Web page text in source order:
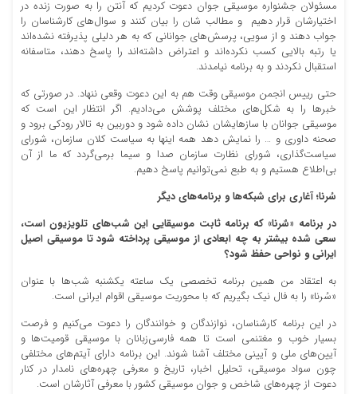
مسئولان جشنواره موسیقی جوان دعوت کردیم که آنتن را به صورت زنده در
اختیارشان قرار دهیم و مطالب شان را بیان کنند و سوال‌های کارشناسان را
جواب دهند و از سویی، پرسش‌های جوانانی که به هر دلیلی پذیرفته نشده‌اند
یا رتبه بالایی کسب نکرده‌اند و اعتراض داشته‌اند را پاسخ دهند، متاسفانه
استقبال نکردند و به برنامه نیامدند.
حتی رییس انجمن موسیقی وقت هم به این دعوت وقعی ننهاد. در صورتی که
خبرها را به شکل‌های مختلف پوشش می‌دادیم. اگر انتظار این است که
موسیقی جوانان با سازهایشان نشان داده شود و دوربین به تالار رودکی برود و
صحنه داوری و … را نمایش دهد همه اینها به سیاست کلان سازمان، شورای
سیاست‌گذاری، شورای نظارت سازمان صدا و سیما برمی‌گردد که ما از آن
بی‌اطلاع هستیم و به طبع نمی‌توانیم پاسخ دهیم.
سُرنا؛ آغاری برای شبکه‌ها و برنامه‌های دیگر
در برنامه «سٌرنا» که برنامه ثابت موسیقایی این شب‌های تلویزیون است،
سعی شده بیشتر به چه ابعادی از موسیقی پرداخته شود تا موسیقی اصیل
ایرانی و نواحی حفظ شود؟
به اعتقاد من همین برنامه تخصصی یک ساعته یکشنبه شب‌ها با عنوان
«سُرنا» را به فال نیک بگیریم که با محوریت موسیقی اقوام ایرانی است.
در این برنامه کارشناسان، نوازندگان و خوانندگان را دعوت می‌کنیم و فرصت
بسیار خوب و مغتنمی است تا همه فارسی‌زبانان با موسیقی قومیت‌ها و
آیین‌های ملی و آیینی مختلف آشنا شوند. این برنامه دارای آیتم‌های مختلفی
چون سواد موسیقی، تحلیل اخبار، تاریخ و معرفی چهره‌های نامدار در کنار
دعوت از چهره‌های شاخص و جوان موسیقی کشور با معرفی آثارشان است.